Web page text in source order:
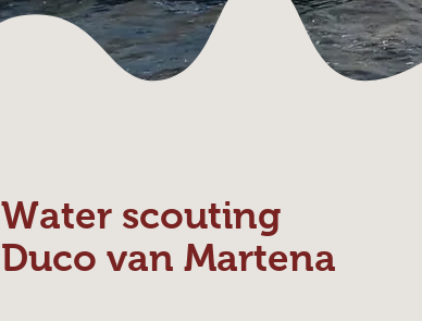
Water scouting
Duco van Martena